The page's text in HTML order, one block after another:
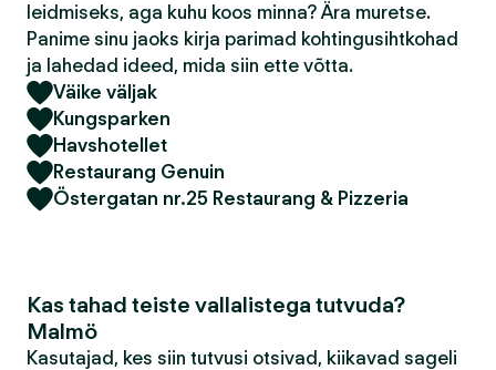
leidmiseks, aga kuhu koos minna? Ära muretse.
Panime sinu jaoks kirja parimad kohtingusihtkohad
ja lahedad ideed, mida siin ette võtta.
Väike väljak
Kungsparken
Havshotellet
Restaurang Genuin
Östergatan nr.25 Restaurang & Pizzeria
Kas tahad teiste vallalistega tutvuda?
Malmö
Kasutajad, kes siin tutvusi otsivad, kiikavad sageli